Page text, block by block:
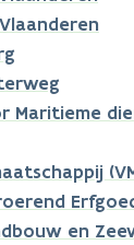
Maritieme
en